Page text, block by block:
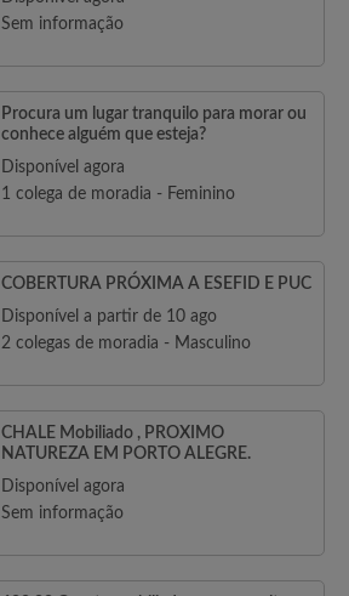
Sem informação
Procura um lugar tranquilo para morar ou
conhece alguém que esteja?
Disponível agora
1 colega de moradia - Feminino
COBERTURA PRÓXIMA A ESEFID E PUC
Disponível a partir de 10 ago
2 colegas de moradia - Masculino
CHALE Mobiliado , PROXIMO
NATUREZA EM PORTO ALEGRE.
Disponível agora
Sem informação